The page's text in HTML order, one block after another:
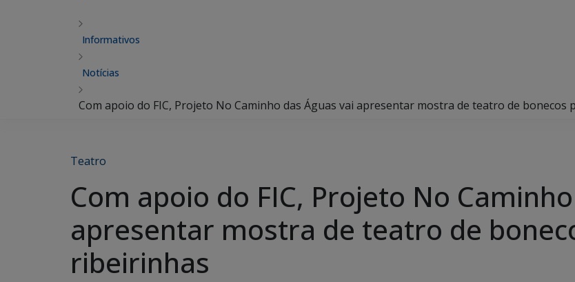
Informativos
Notícias
Com apoio do FIC, Projeto No Caminho das Águas vai apresentar mostra de teatro de bonecos
Teatro
Com apoio do FIC, Projeto No
apresentar mostra de teatro de
ribeirinhas